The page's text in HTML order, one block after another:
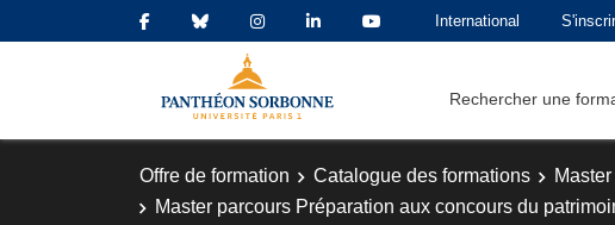
International
Rechercher une
Offre de formation Catalogue des formations Master
Master parcours Préparation aux concours du